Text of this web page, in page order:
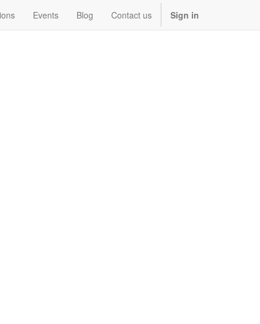
Events Blog Contact us Sign in